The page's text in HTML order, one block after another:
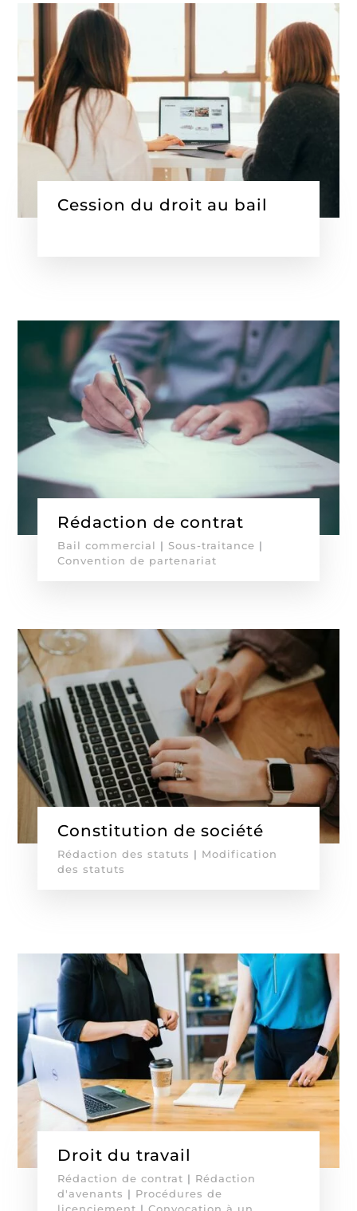
Cession du droit au bail
Rédaction de contrat
Bail commercial | Sous-traitance |
Convention de partenariat
Constitution de société
Rédaction des statuts | Modification
des statuts
Droit du travail
Rédaction de contrat | Rédaction
d'avenants | Procédures de
licenciement | Convocation à un